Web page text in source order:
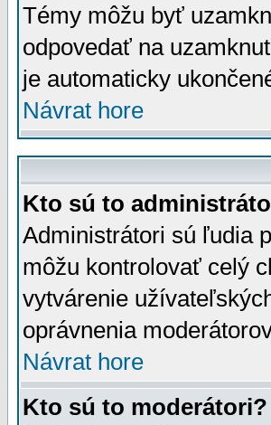
Témy môžu byť
odpovedať na
je automaticky
Návrat hore
Kto sú to
Administrátori sú ľudia
môžu kontrolovať celý
vytvárenie
oprávnenia
Návrat hore
Kto sú to moderátori?